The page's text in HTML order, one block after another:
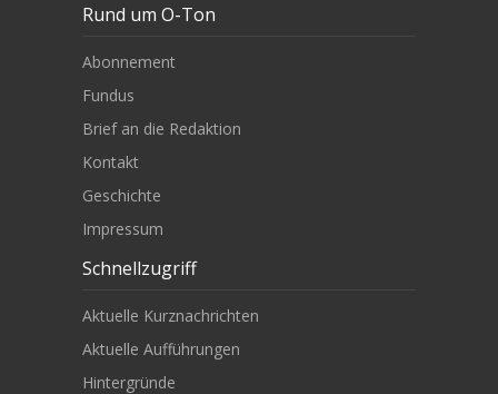
Rund um O-Ton
Abonnement
Fundus
Brief an die Redaktion
Kontakt
Geschichte
Impressum
Schnellzugriff
Aktuelle Kurznachrichten
Aktuelle Aufführungen
Hintergründe